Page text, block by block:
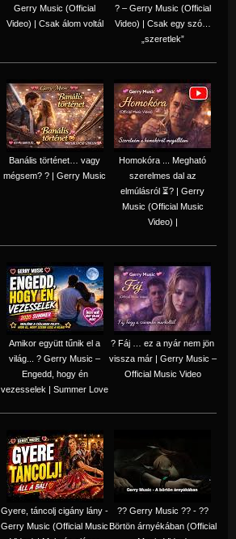
Gerry Music (Official
Video) | Csak álom voltál
? – Gerry Music (Official
Video) | Csak egy szó…
„szeretlek”
Banális történet… vagy
mégsem? ? | Gerry Music
Homokóra ... Megható
szerelmes dal az
elmúlásról ⏳? | Gerry
Music (Official Music
Video) |
Amikor együtt tűnik el a
világ... ? Gerry Music –
Engedd, hogy én
vezesselek | Summer Love
? Fáj … ez a nyár nem jön
vissza már | Gerry Music –
Official Music Video
Gyere, táncolj cigány lány -
Gerry Music (Official Music
?? Gerry Music ?? - ??
Börtön árnyékában (Official